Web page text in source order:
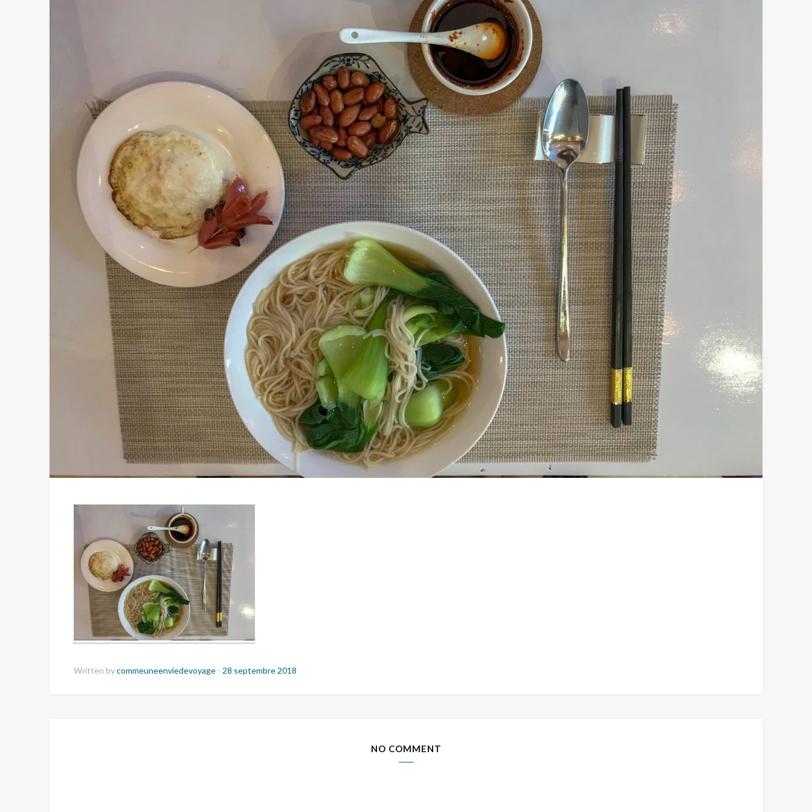
Written bycommeuneenviedevoyage - 28 septembre 2018
NO COMMENT